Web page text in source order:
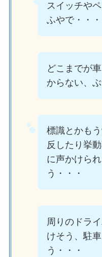
スイッチや
ふやで・・・
どこまでが
からない、
標識とかも
反したり挙
に声かけら
う・・・
周りのドラ
けそう、駐
う・・・